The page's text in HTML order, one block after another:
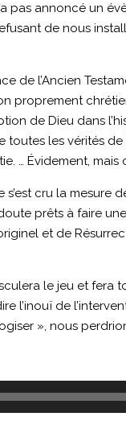
pas annoncé un
de nous
de l’Ancien
proprement
de Dieu dans
les vérités
… Évidement, mais
s’est cru la
prêts à faire
et de
le jeu et
l’inouï de
», nous